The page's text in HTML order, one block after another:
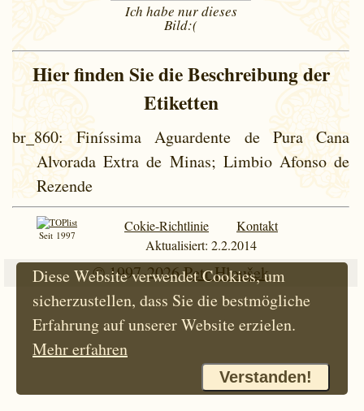
Ich habe nur dieses
Bild:(
Hier finden Sie die Beschreibung der
Etiketten
br_860: Finíssima Aguardente de Pura Cana
Alvorada Extra de Minas; Limbio Afonso de
Rezende
Seit 1997
Cokie-Richtlinie
Kontakt
Aktualisiert: 2.2.2014
© 1997-2026Petr Hloušek
Diese Website verwendet Cookies, um
sicherzustellen, dass Sie die bestmögliche
Erfahrung auf unserer Website erzielen.
Mehr erfahren
Verstanden!